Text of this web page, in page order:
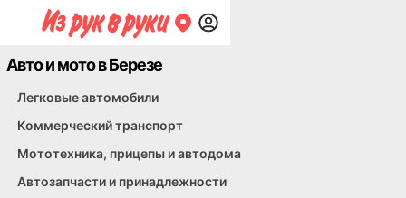
Авто и мото в Березе
Легковые автомобили
Коммерческий транспорт
Мототехника, прицепы и автодома
Автозапчасти и принадлежности